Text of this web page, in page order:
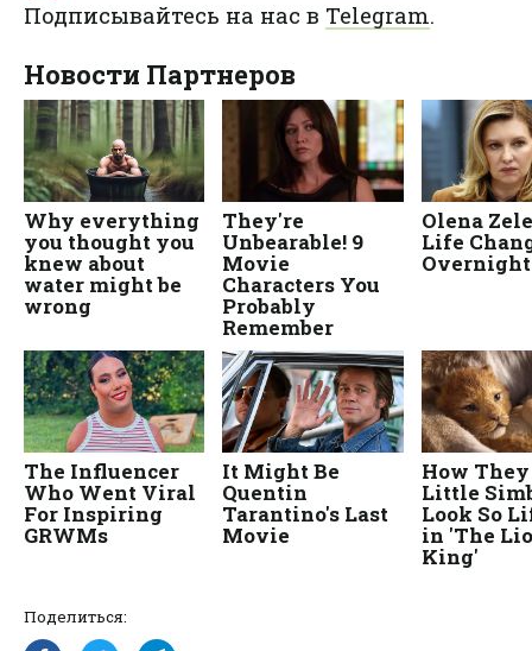
Поделиться:
Подписывайтесь на нас в Telegram.